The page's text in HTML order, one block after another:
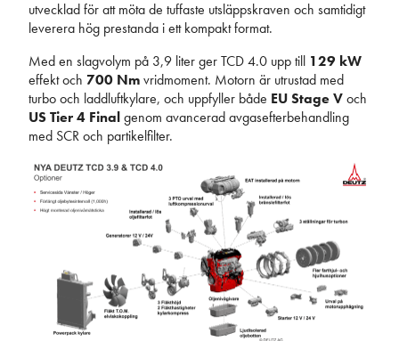
utvecklad för att möta de tuffaste utsläpps­kraven och samtidigt
leverera hög prestanda i ett kompakt format.
Med en slagvolym på 3,9 liter ger TCD 4.0 upp till 129 kW
effekt och 700 Nmvridmoment. Motorn är utrustad med
turbo och laddluft­kylare, och uppfyller både EU Stage Voch
US Tier 4 Finalgenom avancerad avgasefter­behandling
med SCR och partikelfilter.